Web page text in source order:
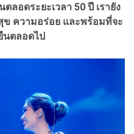
ลอดระยะเวลา 50 ปี เรายัง
ความอร่อย และพร้อมที่จะ
นตลอดไป